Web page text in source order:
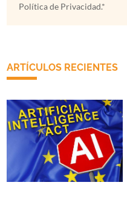
Política de Privacidad.*
ARTÍCULOS RECIENTES